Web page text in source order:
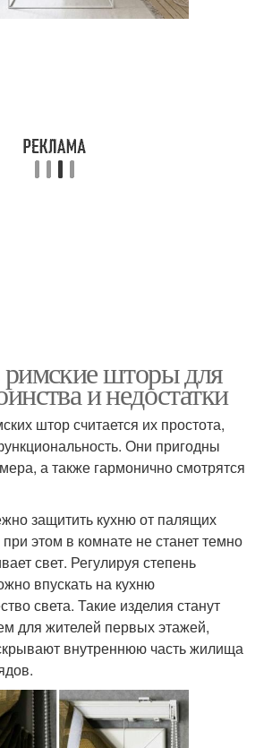
шторы для
и недостатки
штор считается их простота,
Они пригодны
а также гармонично смотрятся
защитить кухню от палящих
этом в комнате не станет темно
свет. Регулируя степень
впускать на кухню
света. Такие изделия станут
для жителей первых этажей,
внутреннюю часть жилища